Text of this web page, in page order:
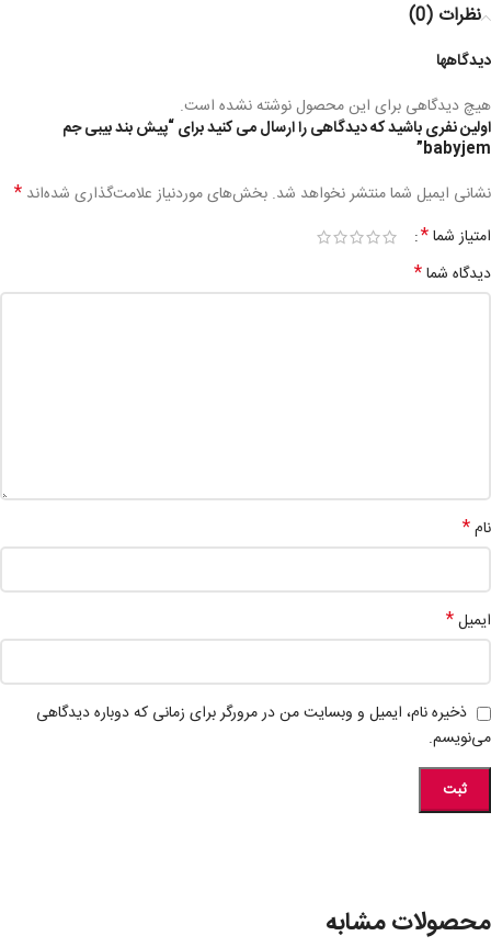
نظرات (0)
دیدگاهها
هیچ دیدگاهی برای این محصول نوشته نشده است.
اولین نفری باشید که دیدگاهی را ارسال می کنید برای “پیش بند بیبی جم
babyjem”
نشانی ایمیل شما منتشر نخواهد شد. بخش‌های موردنیاز علامت‌گذاری شده‌اند *
امتیاز شما*
دیدگاه شما*
نام*
ایمیل*
ذخیره نام، ایمیل و وبسایت من در مرورگر برای زمانی که دوباره دیدگاهی
می‌نویسم.
محصولات مشابه